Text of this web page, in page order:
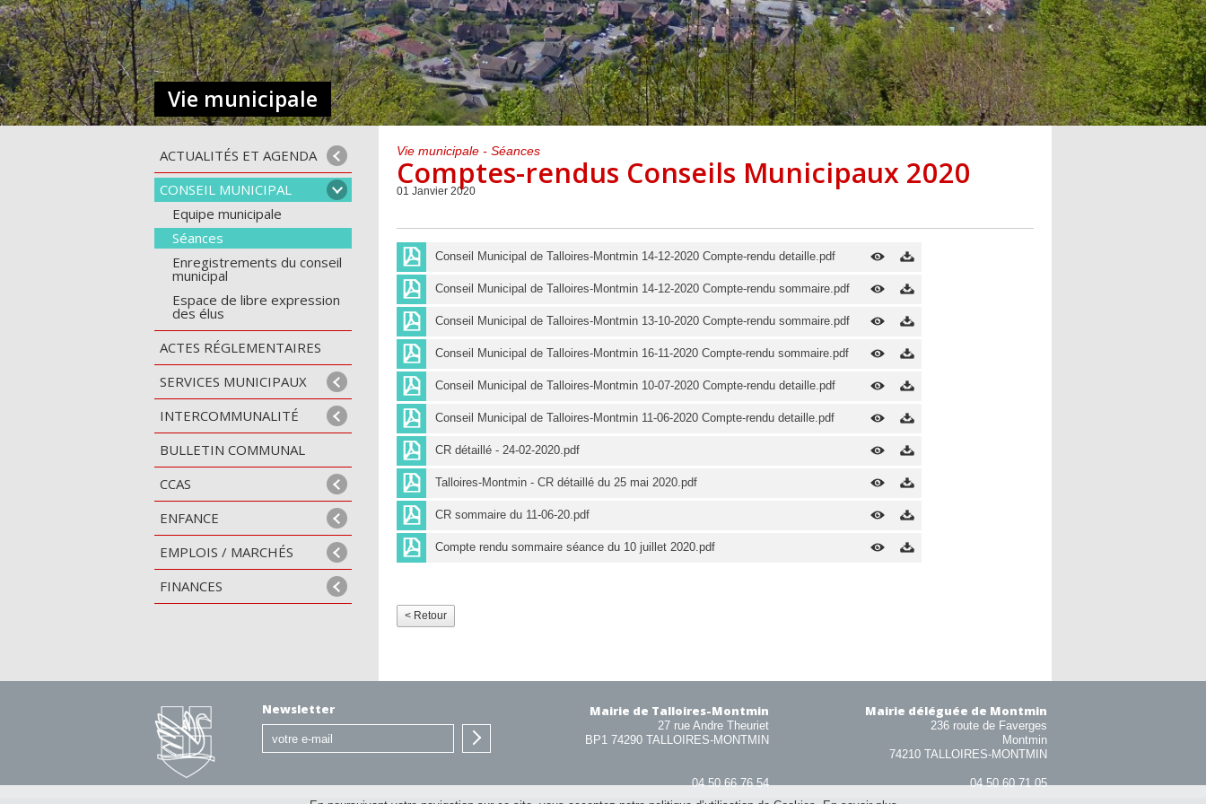
Centre de loisirs et
périscolaire
Mercredis
périscolaire
Vacances scolaires
Subventions
ACTUALITÉS ET AGENDA
CONSEIL MUNICIPAL
Equipe municipale
Séances
Enregistrements du conseil
municipal
Espace de libre expression
des élus
ACTES RÉGLEMENTAIRES
SERVICES MUNICIPAUX
INTERCOMMUNALITÉ
BULLETIN COMMUNAL
CCAS
ENFANCE
EMPLOIS / MARCHÉS
FINANCES
Vie municipale
Vie municipale - Séances
Comptes-rendus Conseils Municipaux 2020
01 Janvier 2020
Conseil Municipal de Talloires-Montmin 14-12-2020 Compte-rendu detaille.pdf
Conseil Municipal de Talloires-Montmin 14-12-2020 Compte-rendu sommaire.pdf
Conseil Municipal de Talloires-Montmin 13-10-2020 Compte-rendu sommaire.pdf
Conseil Municipal de Talloires-Montmin 16-11-2020 Compte-rendu sommaire.pdf
Conseil Municipal de Talloires-Montmin 10-07-2020 Compte-rendu detaille.pdf
Conseil Municipal de Talloires-Montmin 11-06-2020 Compte-rendu detaille.pdf
CR détaillé - 24-02-2020.pdf
Talloires-Montmin - CR détaillé du 25 mai 2020.pdf
CR sommaire du 11-06-20.pdf
Compte rendu sommaire séance du 10 juillet 2020.pdf
< Retour
Newsletter Mairie de Talloires-Montmin
27 rue Andre Theuriet
BP1 74290 TALLOIRES-MONTMIN
04 50 66 76 54
Mairie déléguée de Montmin
236 route de Faverges
Montmin
74210 TALLOIRES-MONTMIN
04 50 60 71 05